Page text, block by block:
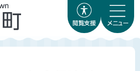
閲覧支援 メニュー